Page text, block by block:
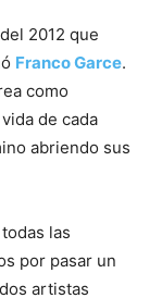
2012 que
Franco Garce.
como
de cada
abriendo sus
todas las
por pasar un
artistas